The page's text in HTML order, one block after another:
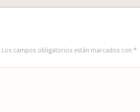
Los campos obligatorios están marcados con*